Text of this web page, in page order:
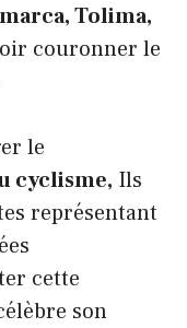
Tolima,
couronner le
le
cyclisme, Ils
représentant
cette
son